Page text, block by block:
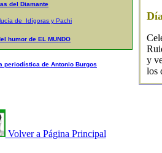
del Diamante
de Idígoras y Pachi
humor de EL MUNDO
periodística de Antonio Burgos
Volver a Página Principal
y
los